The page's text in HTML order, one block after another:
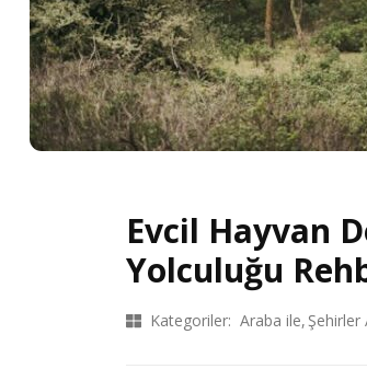
Evcil Hayvan
Yolculuğu
Kategoriler: Araba ile Şehirler